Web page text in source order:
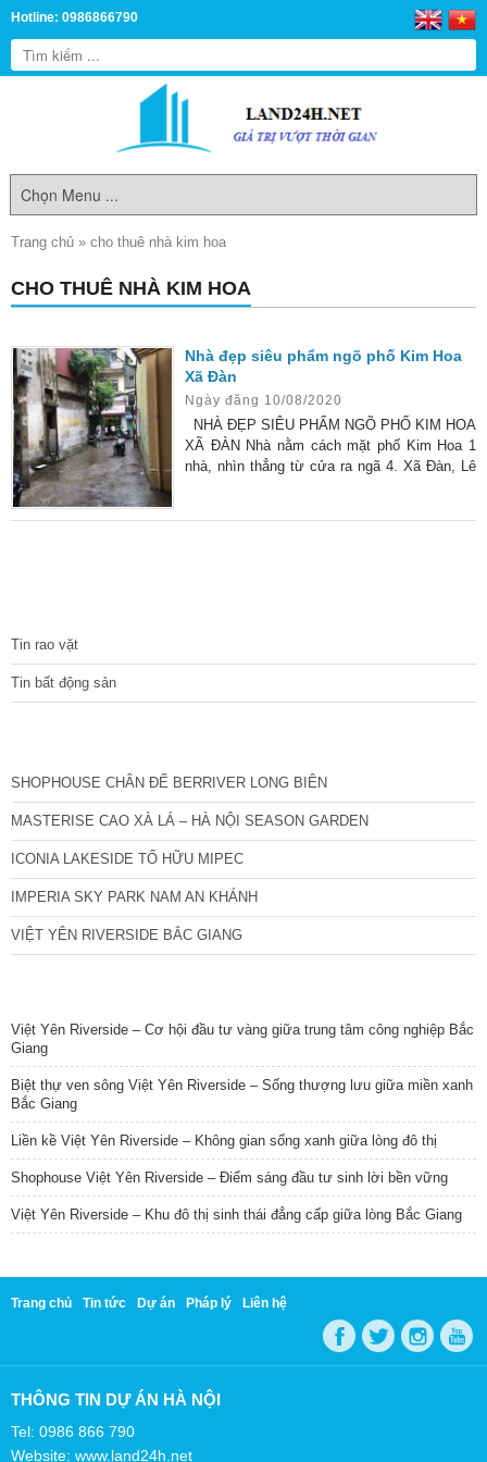
Hotline: 0986866790
Trang chủ » cho thuê nhà kim hoa
CHO THUÊ NHÀ KIM HOA
Nhà đẹp siêu phẩm ngõ phố Kim Hoa
Xã Đàn
Ngày đăng 10/08/2020
NHÀ ĐẸP SIÊU PHẨM NGÕ PHỐ KIM HOA
XÃ ĐÀN Nhà nằm cách mặt phố Kim Hoa 1
nhà, nhìn thẳng từ cửa ra ngã 4. Xã Đàn, Lê
Tin rao vặt
Tin bất động sản
SHOPHOUSE CHÂN ĐẾ BERRIVER LONG BIÊN
MASTERISE CAO XÀ LÁ – HÀ NỘI SEASON GARDEN
ICONIA LAKESIDE TỐ HỮU MIPEC
IMPERIA SKY PARK NAM AN KHÁNH
VIỆT YÊN RIVERSIDE BẮC GIANG
Việt Yên Riverside – Cơ hội đầu tư vàng giữa trung tâm công nghiệp Bắc
Giang
Biệt thự ven sông Việt Yên Riverside – Sống thượng lưu giữa miền xanh
Bắc Giang
Liền kề Việt Yên Riverside – Không gian sống xanh giữa lòng đô thị
Shophouse Việt Yên Riverside – Điểm sáng đầu tư sinh lời bền vững
Việt Yên Riverside – Khu đô thị sinh thái đẳng cấp giữa lòng Bắc Giang
Trang chủ Tin tức Dự án Pháp lý Liên hệ
THÔNG TIN DỰ ÁN HÀ NỘI
Tel: 0986 866 790
Website: www.land24h.net